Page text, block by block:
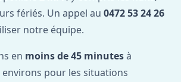
fériés. Un appel au 0472 53 24 26
notre équipe.
en moins de 45 minutesà
environs pour les situations